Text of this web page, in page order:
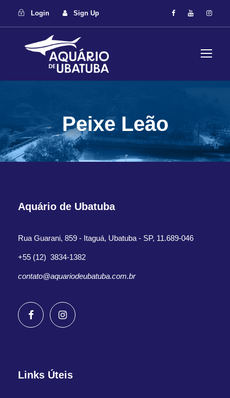
Login Sign Up
Peixe Leão
Aquário de Ubatuba
Rua Guarani, 859 - Itaguá, Ubatuba - SP, 11.689-046
+55 (12) 3834-1382
contato@aquariodeubatuba.com.br
Links Úteis